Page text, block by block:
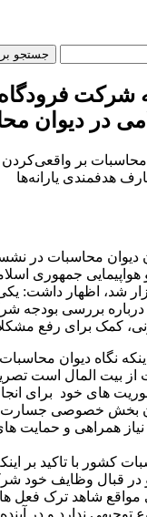
جستجو
در دیوان
دیوان محاسبات در
جمهوری
شد، اظهار داشت: یکی
درباره بررسی بودجه
کمک برای رفع
نگاه دیوان
از بیت المال است
های خود برای
بخش خصوصی جسارت
همراهی و حمایت
کشور با تاکید بر
و در قبال وظایف خود
مواقع شاهد ترک فعل
توجیهی ندارد و در